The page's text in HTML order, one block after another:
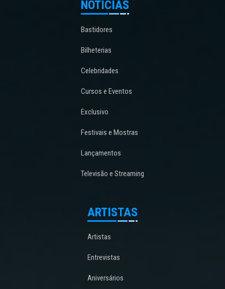
NOTÍCIAS
Bastidores
Bilheterias
Celebridades
Cursos e Eventos
Exclusivo
Festivais e Mostras
Lançamentos
Televisão e Streaming
ARTISTAS
Artistas
Entrevistas
Aniversários